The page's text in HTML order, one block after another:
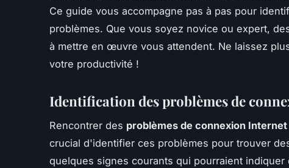
Ce guide vous accompagne pas à pas pour
problèmes. Que vous soyez novice ou expert,
à mettre en œuvre vous attendent. Ne laissez
votre productivité !
Identification des problèmes de
Rencontrer des problèmes de connexion Internet
crucial d'identifier ces problèmes pour trouver
quelques signes courants qui pourraient